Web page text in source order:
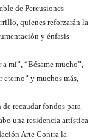
de Percusiones
quienes reforzarán la
y énfasis
mí”, “Bésame mucho”,
eterno” y muchos más,
recaudar fondos para
una residencia artística
Arte Contra la